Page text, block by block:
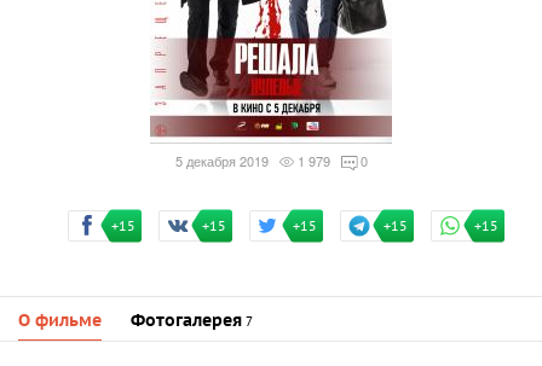
5 декабря 2019 1 979 0
+15 +15 +15 +15 +15
О фильме Фотогалерея 7